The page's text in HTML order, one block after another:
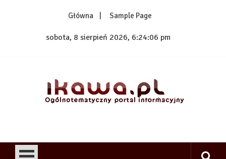
Główna Sample Page
sobota, 8 sierpień 2026, 6:24:07 pm